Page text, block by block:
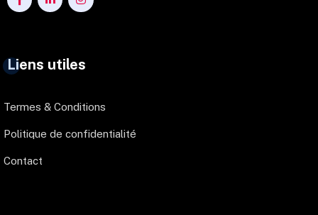
Liens utiles
Termes & Conditions
Politique de confidentialité
Contact